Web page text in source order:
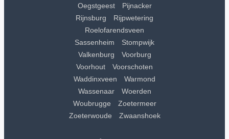
Oegstgeest
Pijnacker
Rijnsburg
Rijpwetering
Roelofarendsveen
Sassenheim
Stompwijk
Valkenburg
Voorburg
Voorhout
Voorschoten
Waddinxveen
Warmond
Wassenaar
Woerden
Woubrugge
Zoetermeer
Zoeterwoude
Zwaanshoek